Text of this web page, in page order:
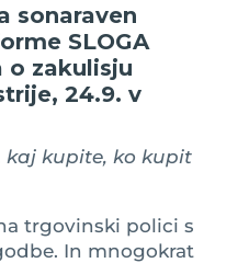
sonaraven
SLOGA
o zakulisju
24.9. v
kaj kupite, ko kupit
trgovinski polici s
In mnogokrat